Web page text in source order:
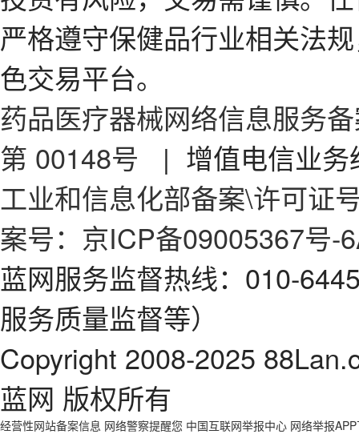
严格遵守保健品行业相关法
色交易平台。
药品医疗器械网络信息服务
第 00148号
| 增值电信业务
工业和信息化部备案\许可证
案号：京ICP备09005367号-
蓝网服务监督热线：010-
服务质量监督等）
Copyright 2008-2025
蓝网 版权所有
经营性网站备案信息 网络警察提醒您 中国互联网举报中心 网络举报